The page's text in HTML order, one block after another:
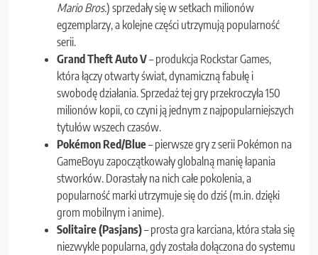
Mario Bros.) sprzedały się w setkach milionów
egzemplarzy, a kolejne części utrzymują popularność
serii.
Grand Theft Auto V– produkcja Rockstar Games,
która łączy otwarty świat, dynamiczną fabułę i
swobodę działania. Sprzedaż tej gry przekroczyła 150
milionów kopii, co czyni ją jednym z najpopularniejszych
tytułów wszech czasów.
Pokémon Red/Blue– pierwsze gry z serii Pokémon na
GameBoyu zapoczątkowały globalną manię łapania
stworków. Dorastały na nich całe pokolenia, a
popularność marki utrzymuje się do dziś (m.in. dzięki
grom mobilnym i anime).
Solitaire (Pasjans)– prosta gra karciana, która stała się
niezwykle popularna, gdy została dołączona do systemu